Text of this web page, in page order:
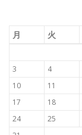
月 火
3
4
10
11
17
18
24
25